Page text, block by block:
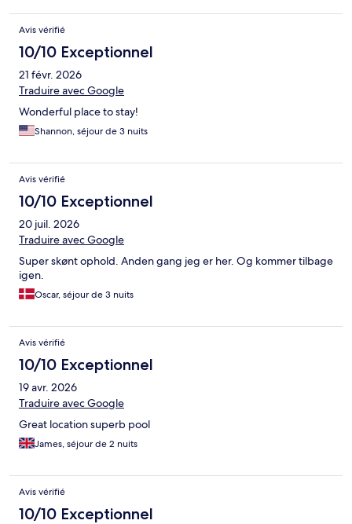
Avis vérifié
10/10 Exceptionnel
21 févr. 2026
Traduire avec Google
Wonderful place to stay!
Shannon, séjour de 3 nuits
Avis vérifié
10/10 Exceptionnel
20 juil. 2026
Traduire avec Google
Super skønt ophold. Anden gang jeg er her. Og kommer tilbage
igen.
Oscar, séjour de 3 nuits
Avis vérifié
10/10 Exceptionnel
19 avr. 2026
Traduire avec Google
Great location superb pool
James, séjour de 2 nuits
Avis vérifié
10/10 Exceptionnel